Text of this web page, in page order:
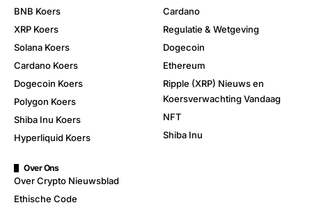
BNB Koers
XRP Koers
Solana Koers
Cardano Koers
Dogecoin Koers
Polygon Koers
Shiba Inu Koers
Hyperliquid Koers
Cardano
Regulatie & Wetgeving
Dogecoin
Ethereum
Ripple (XRP) Nieuws en
Koersverwachting Vandaag
NFT
Shiba Inu
Over Ons
Over Crypto Nieuwsblad
Ethische Code